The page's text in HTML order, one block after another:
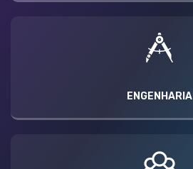
ENGENHARIA